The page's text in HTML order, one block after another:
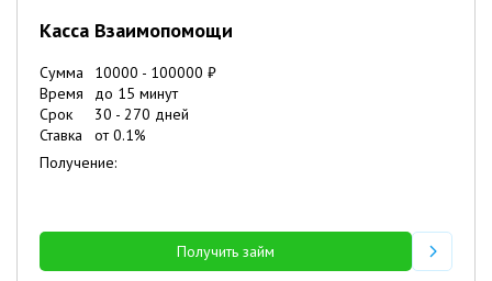
Касса Взаимопомощи
Сумма 10000 - 100000 ₽
Время
до 15 минут
Срок
30 - 270 дней
Ставка
от0.1%
Получение:
Получить займ